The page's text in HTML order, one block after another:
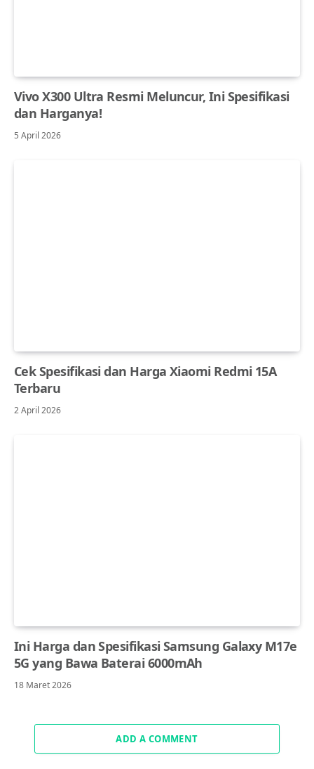
Vivo X300 Ultra Resmi Meluncur, Ini Spesifikasi
dan Harganya!
5 April 2026
Cek Spesifikasi dan Harga Xiaomi Redmi 15A
Terbaru
2 April 2026
Ini Harga dan Spesifikasi Samsung Galaxy M17e
5G yang Bawa Baterai 6000mAh
18 Maret 2026
ADD A COMMENT